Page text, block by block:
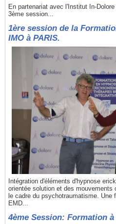
En partenariat avec l'Institut In-
3ème session...
1ère session de la
IMO à PARIS.
Intégration d'éléments d'hypnose
orientée solution et des mouvements
le cadre du psychotraumatisme. Une
EMD...
4ème Session: Formation à